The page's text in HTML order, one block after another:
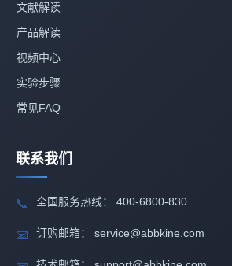
文献解读
产品解读
视频中心
实验步骤
常见FAQ
联系我们
📞 全国服务热线： 400-6800-830
📧 订购邮箱： service@abbkine.com